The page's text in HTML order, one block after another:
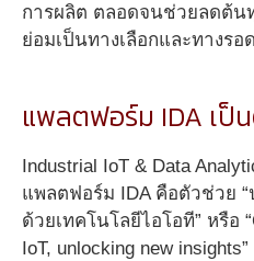
การผลิต ตลอดจนช่วยลดต้น
ย่อมเป็นทางเลือกและทางร
แพลตฟอร์ม IDA เป็
Industrial IoT & Data
แพลตฟอร์ม IDA คือตัวช่วย
ด้วยเทคโนโลยีไอโอที” หรือ
IoT, unlocking new insights”